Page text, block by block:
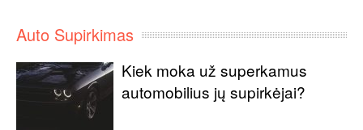
Auto Supirkimas
Kiek moka už superkamus
automobilius jų supirkėjai?